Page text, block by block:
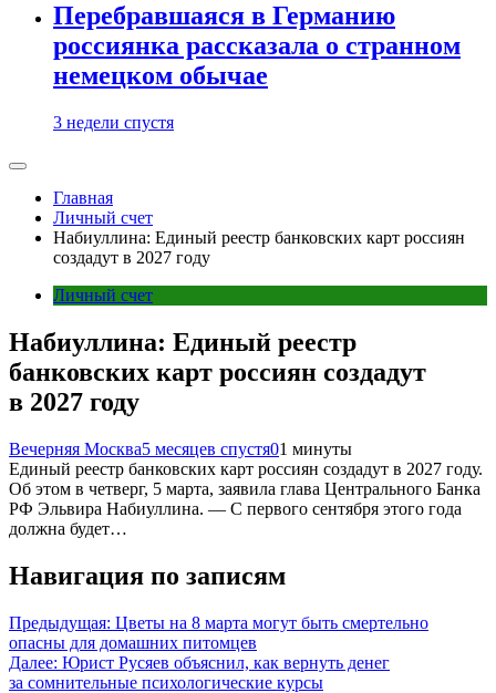
Перебравшаяся в Германию
россиянка рассказала о странном
немецком обычае
3 недели спустя
Главная
Личный счет
Набиуллина: Единый реестр банковских карт россиян
создадут в 2027 году
Личный счет
Набиуллина: Единый реестр
банковских карт россиян создадут
в 2027 году
Вечерняя Москва5 месяцев спустя01 минуты
Единый реестр банковских карт россиян создадут в 2027 году.
Об этом в четверг, 5 марта, заявила глава Центрального Банка
РФ Эльвира Набиуллина. — С первого сентября этого года
должна будет…
Навигация по записям
Предыдущая: Цветы на 8 марта могут быть смертельно
опасны для домашних питомцев
Далее: Юрист Русяев объяснил, как вернуть денег
за сомнительные психологические курсы